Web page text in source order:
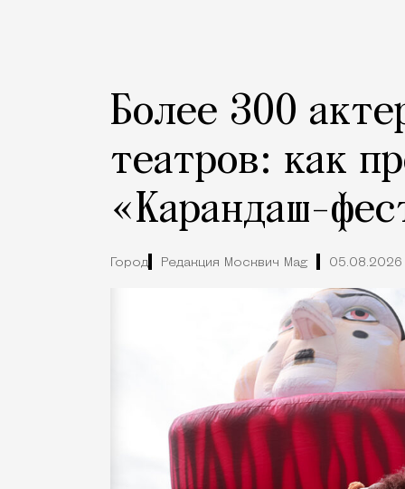
Более 300
театров: как
«Карандаш-
Город Редакция Москвич Mag 05.08.2026